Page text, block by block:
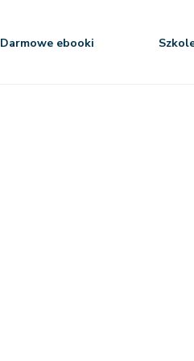
Darmowe ebooki